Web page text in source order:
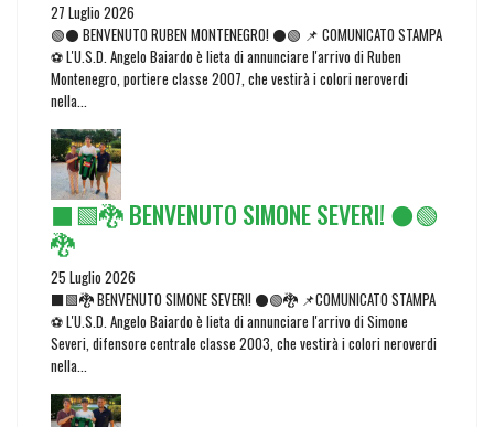
27 Luglio 2026
🟢⚫ BENVENUTO RUBEN MONTENEGRO! ⚫🟢 📌 COMUNICATO STAMPA
⚽ L'U.S.D. Angelo Baiardo è lieta di annunciare l'arrivo di Ruben
Montenegro, portiere classe 2007, che vestirà i colori neroverdi
nella...
⬛🟩🐉 BENVENUTO SIMONE SEVERI! ⚫🟢
🐉
25 Luglio 2026
⬛🟩🐉 BENVENUTO SIMONE SEVERI! ⚫🟢🐉 📌COMUNICATO STAMPA
⚽ L'U.S.D. Angelo Baiardo è lieta di annunciare l'arrivo di Simone
Severi, difensore centrale classe 2003, che vestirà i colori neroverdi
nella...